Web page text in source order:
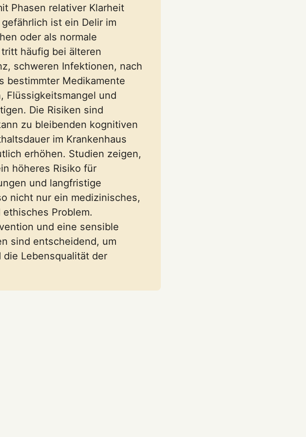
Phasen relativer Klarheit
ist ein Delir im
oder als normale
häufig bei älteren
schweren Infektionen, nach
bestimmter Medikamente
Flüssigkeitsmangel und
Die Risiken sind
zu bleibenden kognitiven
im Krankenhaus
erhöhen. Studien zeigen,
höheres Risiko für
und langfristige
nicht nur ein medizinisches,
Problem.
und eine sensible
sind entscheidend, um
Lebensqualität der